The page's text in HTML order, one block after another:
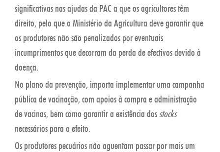
significativas nas ajudas da PAC a que os agricultores têm
direito, pelo que o Ministério da Agricultura deve garantir que
os produtores não são penalizados por eventuais
incumprimentos que decorram da perda de efectivos devido à
doença.
No plano da prevenção, importa implementar uma campanha
pública de vacinação, com apoios à compra e administração
de vacinas, bem como garantir a existência dos stocks
necessários para o efeito.
Os produtores pecuários não aguentam passar por mais um